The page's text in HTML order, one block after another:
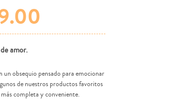
amor.
un obsequio pensado para emocionar
de nuestros productos favoritos
completa y conveniente.